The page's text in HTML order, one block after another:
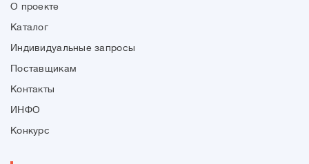
О проекте
Каталог
Индивидуальные запросы
Поставщикам
Контакты
ИНФО
Конкурс